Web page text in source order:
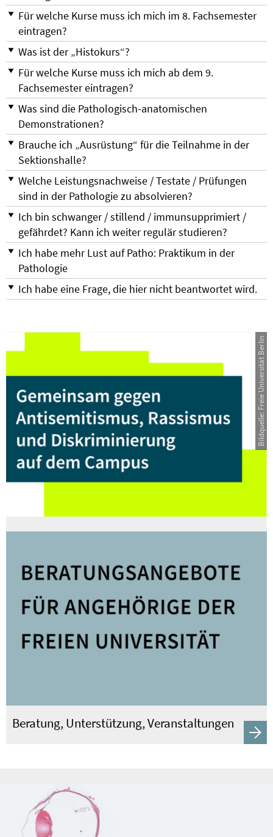
Für welche Kurse muss ich mich im 8. Fachsemester
eintragen?
Was ist der „Histokurs“?
Für welche Kurse muss ich mich ab dem 9.
Fachsemester eintragen?
Was sind die Pathologisch-anatomischen
Demonstrationen?
Brauche ich „Ausrüstung“ für die Teilnahme in der
Sektionshalle?
Welche Leistungsnachweise / Testate / Prüfungen
sind in der Pathologie zu absolvieren?
Ich bin schwanger / stillend / immunsupprimiert /
gefährdet? Kann ich weiter regulär studieren?
Ich habe mehr Lust auf Patho: Praktikum in der
Pathologie
Ich habe eine Frage, die hier nicht beantwortet wird.
Beratung, Unterstützung, Veranstaltungen
Bildquelle: Freie Universität Berlin